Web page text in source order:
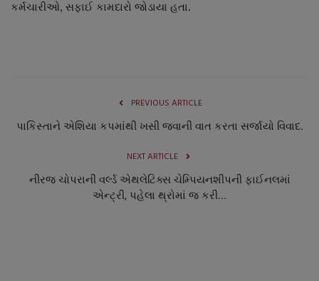
કર્મચારીઓ, સફાઈ કામદારો જોડાયા હતા.
PREVIOUS ARTICLE
પાકિસ્તાને એશિયા કપમાંથી ખસી જવાની વાત કરતા સર્જાયો વિવાદ.
NEXT ARTICLE
નીરજ ચોપરાની વર્લ્ડ એથલેટિક્સ ચેમ્પિયનશીપની ફાઈનલમાં
એન્ટ્રી, પહેલા થ્રોમાં જ કરી...